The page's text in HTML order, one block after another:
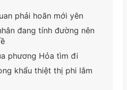
phải hoãn mới yên
đang tính đường nên
phương Hỏa tìm đi
khẩu thiệt thị phi lắm